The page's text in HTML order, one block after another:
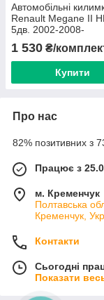
Автомобільні
Renault Megane II
5дв. 2002-2008-
Вологостійкі
Підп'ятником
шт
1 530 ₴/
Купити
Про нас
82% позитивних з
Працює з
м. Кременчук
Полтавська
Кременчук,
Контакти
Сьогодні
Показати